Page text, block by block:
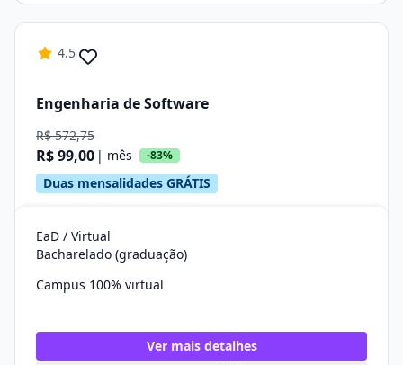
4.5
Engenharia de Software
R$ 572,75
R$ 99,00 | mês -83%
Duas mensalidades GRÁTIS
EaD / Virtual
Bacharelado (graduação)
Campus 100% virtual
Ver mais detalhes